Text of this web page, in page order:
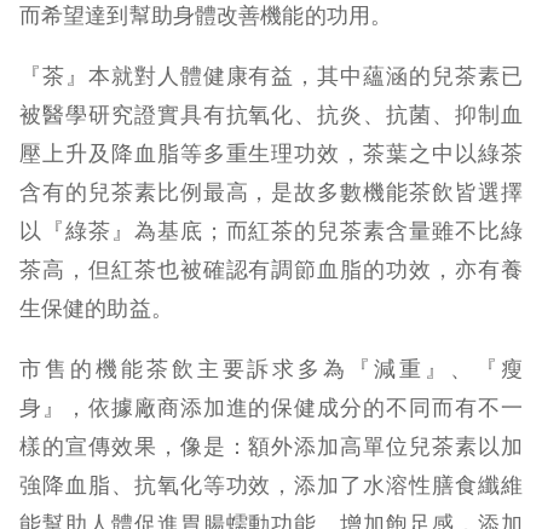
而希望達到幫助身體改善機能的功用。
『茶』本就對人體健康有益，其中蘊涵的兒茶素已
被醫學研究證實具有抗氧化、抗炎、抗菌、抑制血
壓上升及降血脂等多重生理功效，茶葉之中以綠茶
含有的兒茶素比例最高，是故多數機能茶飲皆選擇
以『綠茶』為基底；而紅茶的兒茶素含量雖不比綠
茶高，但紅茶也被確認有調節血脂的功效，亦有養
生保健的助益。
市售的機能茶飲主要訴求多為『減重』、『瘦
身』，依據廠商添加進的保健成分的不同而有不一
樣的宣傳效果，像是：額外添加高單位兒茶素以加
強降血脂、抗氧化等功效，添加了水溶性膳食纖維